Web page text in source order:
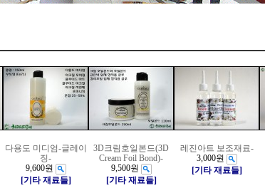
다용도 미디엄-글레이
징-
9,600원
[기타 재료들]
3D크림호일본드(3D
Cream Foil Bond)-
9,500원
[기타 재료들]
레진아트 보조재료-
3,000원
[기타 재료들]